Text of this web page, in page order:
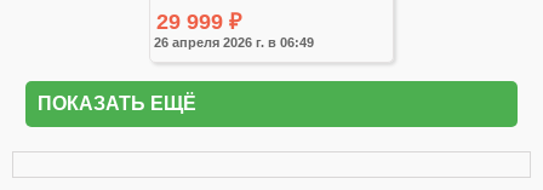
26 апреля 2026 г. в 06:49
29 999 ₽
ПОКАЗАТЬ ЕЩЁ